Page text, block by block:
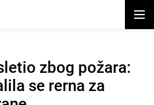
zbog požara:
se rerna za